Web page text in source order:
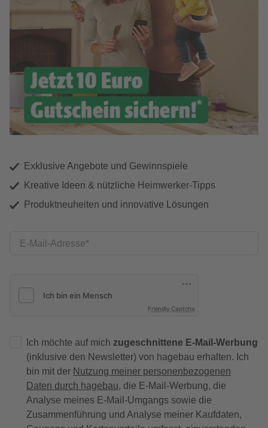
Exklusive Angebote und Gewinnspiele
Kreative Ideen & nützliche Heimwerker-Tipps
Produktneuheiten und innovative Lösungen
E-Mail-Adresse
Friendly Captcha
Ich möchte auf mich zugeschnittene E-Mail-Werbung
(inklusive den Newsletter) von hagebau erhalten. Ich
bin mit der Nutzung meiner personenbezogenen
Daten durch hagebau, die E-Mail-Werbung, die
Analyse meines E-Mail-Umgangs sowie die
Zusammenführung und Analyse meiner Kaufdaten,